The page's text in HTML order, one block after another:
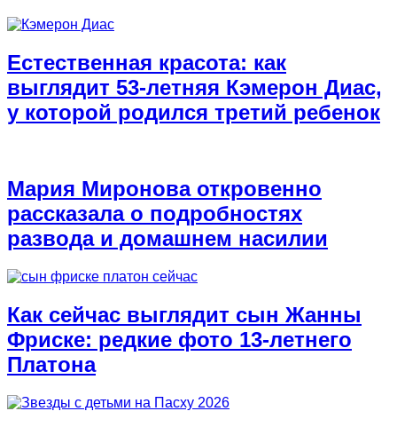
Естественная красота: как
выглядит 53-летняя Кэмерон Диас,
у которой родился третий ребенок
Мария Миронова откровенно
рассказала о подробностях
развода и домашнем насилии
Как сейчас выглядит сын Жанны
Фриске: редкие фото 13-летнего
Платона